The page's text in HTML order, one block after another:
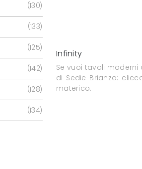
Infinity
Se vuoi tavoli
di Sedie Brianza:
materico.
130
133
125
142
128
134